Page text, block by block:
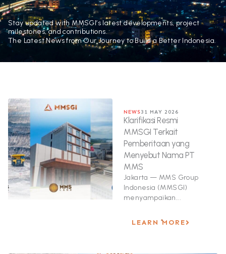
Stay updated with MMSGI’s latest developments, project
milestones, and contributions.
The Latest News from Our Journey to Build a Better Indonesia.
NEWS31 MAY 2026
Klarifikasi Resmi
MMSGI Terkait
Pemberitaan yang
Menyebut Nama PT
MMS
Jakarta — MMS Group
Indonesia (MMSGI)
menyampaikan...
LEARN MORE